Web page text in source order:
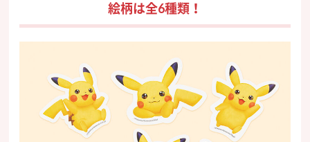
絵柄は全6種類！